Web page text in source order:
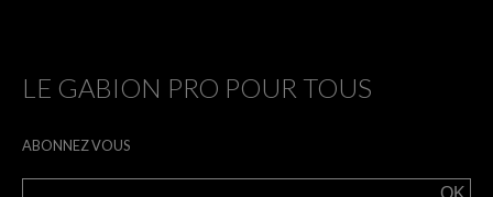
LE GABION PRO POUR TOUS
ABONNEZ VOUS